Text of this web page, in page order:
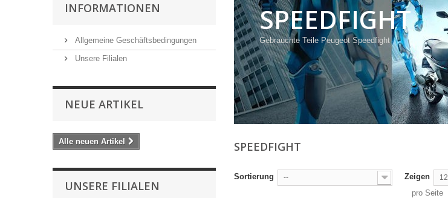
INFORMATIONEN
Allgemeine Geschäftsbedingungen
Unsere Filialen
NEUE ARTIKEL
Alle neuen Artikel
UNSERE FILIALEN
SPEEDFIGHT
Gebrauchte Teile Peugeot Speedfight
SPEEDFIGHT
Sortierung -- Zeigen 12
pro Seite